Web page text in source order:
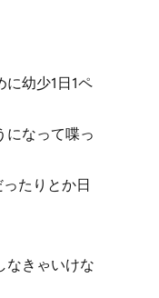
幼少1日1ペ
になって喋っ
たりとか日
なきゃいけな